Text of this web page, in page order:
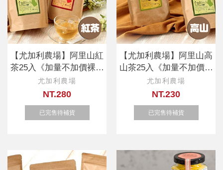
【尤加利農場】阿里山紅
茶25入《加量不加價裸包
分享包》
尤加利農場
NT.280
已完售待補貨
【尤加利農場】阿里山高
山茶25入《加量不加價裸
包分享包》
尤加利農場
NT.230
已完售待補貨